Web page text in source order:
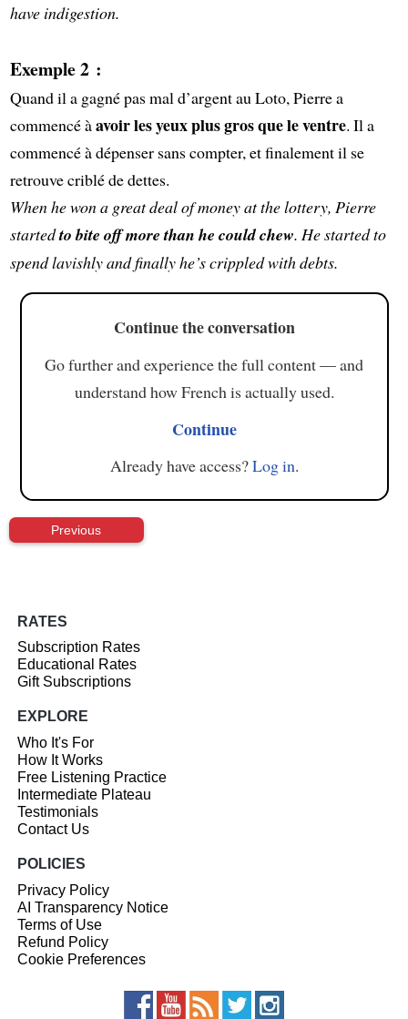
have indigestion.
Exemple 2 :
Quand il a gagné pas mal d’argent au Loto, Pierre a
commencé àavoir les yeux plus gros que le ventre. Il a
commencé à dépenser sans compter, et finalement il se
retrouve criblé de dettes.
When he won a great deal of money at the lottery, Pierre
startedto bite off more than he could chew. He started to
spend lavishly and finally he’s crippled with debts.
Continue the conversation
Go further and experience the full content — and
understand how French is actually used.
Continue
Already have access?Log in.
Previous
RATES
Subscription Rates
Educational Rates
Gift Subscriptions
EXPLORE
Who It's For
How It Works
Free Listening Practice
Intermediate Plateau
Testimonials
Contact Us
POLICIES
Privacy Policy
AI Transparency Notice
Terms of Use
Refund Policy
Cookie Preferences